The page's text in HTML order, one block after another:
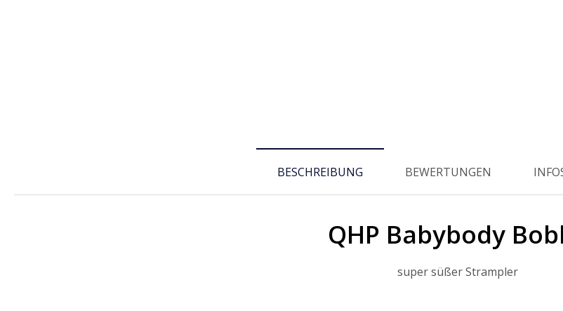
BESCHREIBUNG BEWERTUNGEN
QHP Babybody
super süßer Strampler